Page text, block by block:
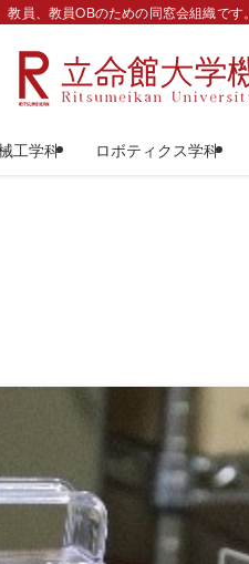
員、教員OBのための同窓会組織です。
工学科 ロボティクス学科